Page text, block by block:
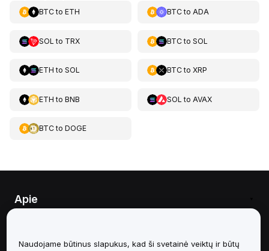
BTCto ETH BTCto ADA
SOL to TRX BTCto SOL
ETH to SOL BTCto XRP
ETH to BNB SOL to AVAX
BTCto DOGE
Apie
Naudojame būtinus slapukus, kad ši svetainė veiktų ir būtų